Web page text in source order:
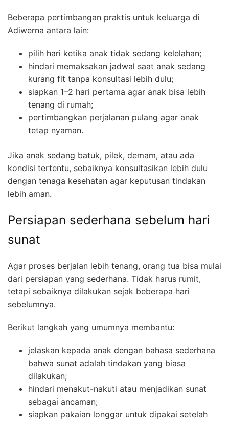
Beberapa pertimbangan praktis untuk keluarga di
Adiwerna antara lain:
pilih hari ketika anak tidak sedang kelelahan;
hindari memaksakan jadwal saat anak sedang
kurang fit tanpa konsultasi lebih dulu;
siapkan 1–2 hari pertama agar anak bisa lebih
tenang di rumah;
pertimbangkan perjalanan pulang agar anak
tetap nyaman.
Jika anak sedang batuk, pilek, demam, atau ada
kondisi tertentu, sebaiknya konsultasikan lebih dulu
dengan tenaga kesehatan agar keputusan tindakan
lebih aman.
Persiapan sederhana sebelum hari
sunat
Agar proses berjalan lebih tenang, orang tua bisa mulai
dari persiapan yang sederhana. Tidak harus rumit,
tetapi sebaiknya dilakukan sejak beberapa hari
sebelumnya.
Berikut langkah yang umumnya membantu:
jelaskan kepada anak dengan bahasa sederhana
bahwa sunat adalah tindakan yang biasa
dilakukan;
hindari menakut-nakuti atau menjadikan sunat
sebagai ancaman;
siapkan pakaian longgar untuk dipakai setelah